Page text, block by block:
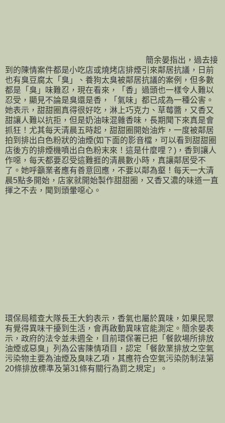
簡余晏指出，過去接
到的陳情案件都是小吃店或燒烤店排煙引來鄰居抗議，日前
也有臭豆腐太「臭」、養狗太臭被鄰居抗議的案例，但多數
都是「臭」味難忍，現在看來，「香」過頭也一樣令人難以
忍受，顯見不論是臭還是香，「氣味」都已成為一種公害。
她表示，甜甜圈真得很好吃，淋上巧克力、草莓醬，又香又
甜讓人難以抗拒，但是奶油味混雜香味，長期聞下來真是會
抓狂！尤其每天清晨五時起，甜甜圈開始油炸，一度被鄰居
拍到排出白色粉狀的油煙(如下面的影音檔，可以看到甜甜圈
店後方的排煙機噴出白色粉末來！這是什麼哩？)，香到讓人
作噁，每天都要忍受這難捱的清晨數小時，真讓鄰居受不
了。她呼籲業者應有善意回應，不要以鄰為壑！每天一大清
晨5點多開始，店家就開始製作甜甜圈，又香又濃的味道一直
揮之不去，聞到頭暈噁心。
環保局稽查大隊長王大鈞表示，香氣也屬於異味，如果民眾
有覺得異味干擾到生活，會再啟動異味官能測定。簡余晏表
示，政府的法令並未週全，目前環保署已把「餐飲場所排放
油煙或惡臭」列為公害陳情項目，認定「餐飲業排放之空氣
污染物主要為油煙及臭味乙項，其應符合空氣污染防制法第
20條排放標準及第31條有關行為罰之規定」。